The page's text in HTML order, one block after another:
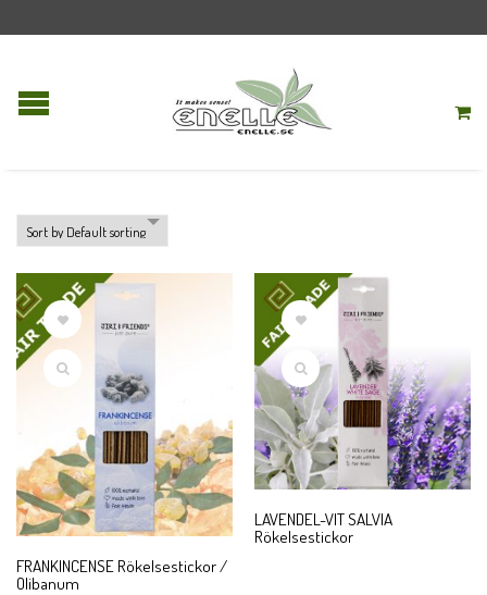
FRANKINCENSE Rökelsestickor /
Olibanum
LAVENDEL-VIT SALVIA
Rökelsestickor